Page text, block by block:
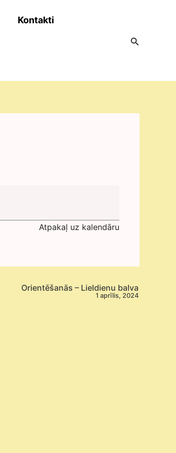
Kontakti
Search
Atpakaļ uz kalendāru
Orientēšanās – Lieldienu balva
1 aprīlis, 2024